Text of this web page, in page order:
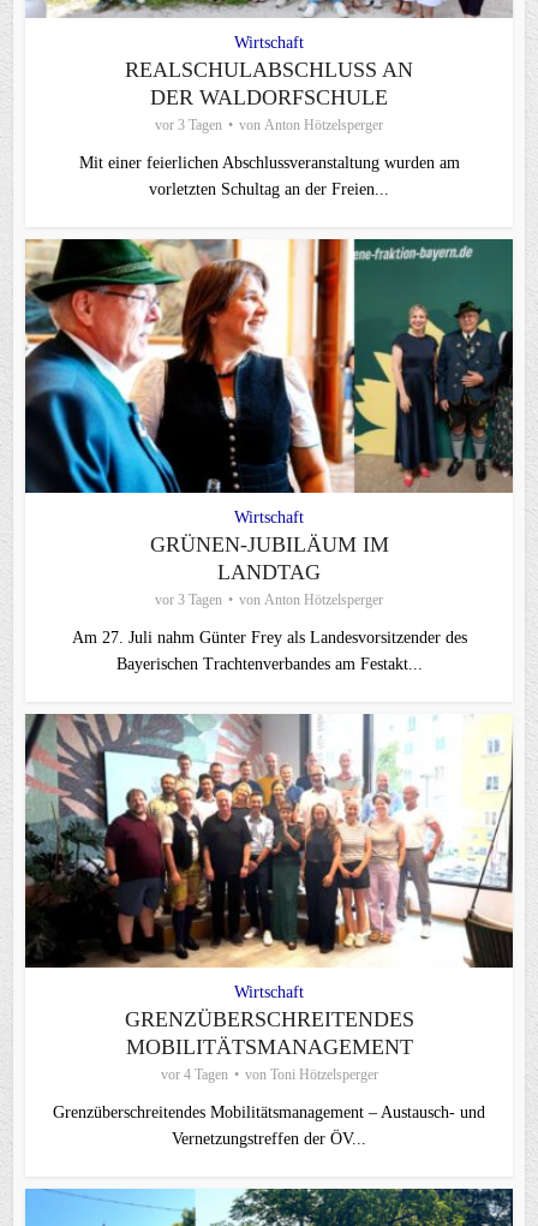
Wirtschaft
REALSCHULABSCHLUSS AN
DER WALDORFSCHULE
vor 3 Tagen von Anton Hötzelsperger
Mit einer feierlichen Abschlussveranstaltung wurden am
vorletzten Schultag an der Freien...
Wirtschaft
GRÜNEN-JUBILÄUM IM
LANDTAG
vor 3 Tagen von Anton Hötzelsperger
Am 27. Juli nahm Günter Frey als Landesvorsitzender des
Bayerischen Trachtenverbandes am Festakt...
Wirtschaft
GRENZÜBERSCHREITENDES
MOBILITÄTSMANAGEMENT
vor 4 Tagen von Toni Hötzelsperger
Grenzüberschreitendes Mobilitätsmanagement – Austausch- und
Vernetzungstreffen der ÖV...